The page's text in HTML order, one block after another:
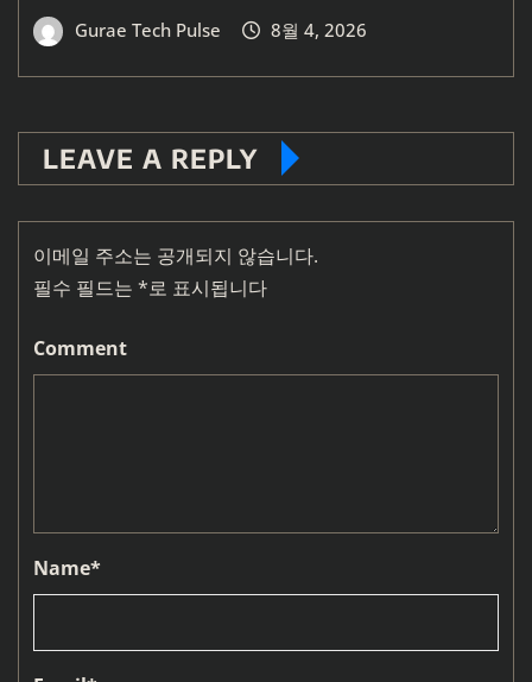
Gurae Tech Pulse 8월 4, 2026
LEAVE A REPLY
이메일 주소는 공개되지 않습니다.
필수 필드는 *로 표시됩니다
Comment
Name*